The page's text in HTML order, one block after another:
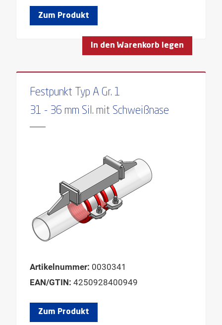
Zum Produkt
In den Warenkorb legen
Festpunkt Typ A Gr. 1
31 - 36 mm Sil. mit Schweißnase
Artikelnummer: 0030341
EAN/GTIN: 4250928400949
Zum Produkt